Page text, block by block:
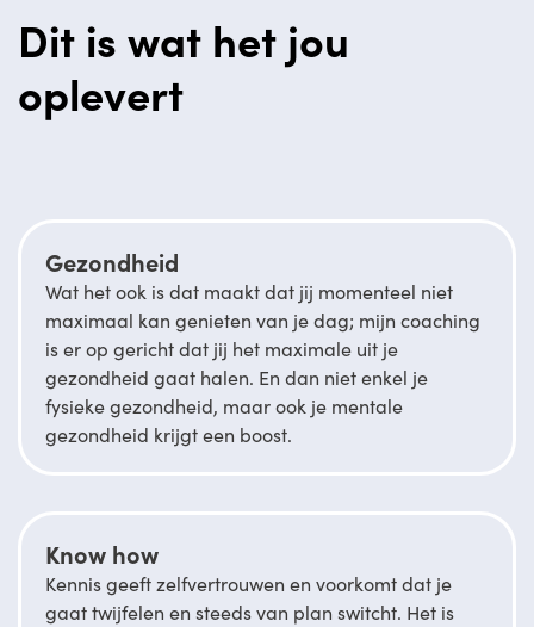
Dit is wat het jou
oplevert
Gezondheid
Wat het ook is dat maakt dat jij momenteel niet
maximaal kan genieten van je dag; mijn coaching
is er op gericht dat jij het maximale uit je
gezondheid gaat halen. En dan niet enkel je
fysieke gezondheid, maar ook je mentale
gezondheid krijgt een boost.
Know how
Kennis geeft zelfvertrouwen en voorkomt dat je
gaat twijfelen en steeds van plan switcht. Het is